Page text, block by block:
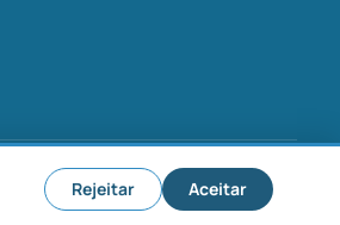
Política de cookies Configurar cookies
Rejeitar Aceitar